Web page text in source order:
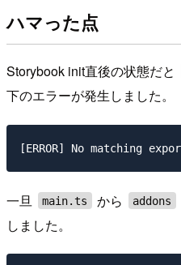
ハマった点
Storybook init直後の状態だと
下のエラーが発生しました。
一旦 main.ts から addons
しました。